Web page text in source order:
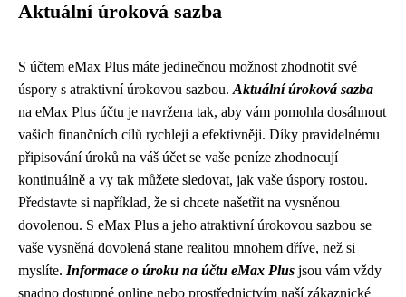
Aktuální úroková sazba
S účtem eMax Plus máte jedinečnou možnost zhodnotit své
úspory s atraktivní úrokovou sazbou. Aktuální úroková sazba
na eMax Plus účtu je navržena tak, aby vám pomohla dosáhnout
vašich finančních cílů rychleji a efektivněji. Díky pravidelnému
připisování úroků na váš účet se vaše peníze zhodnocují
kontinuálně a vy tak můžete sledovat, jak vaše úspory rostou.
Představte si například, že si chcete našetřit na vysněnou
dovolenou. S eMax Plus a jeho atraktivní úrokovou sazbou se
vaše vysněná dovolená stane realitou mnohem dříve, než si
myslíte. Informace o úroku na účtu eMax Plus jsou vám vždy
snadno dostupné online nebo prostřednictvím naší zákaznické